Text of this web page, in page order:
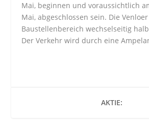
Mai, beginnen und voraussichtlich
Mai, abgeschlossen sein. Die
Baustellenbereich wechselseitig
Der Verkehr wird durch eine
AKTIE: